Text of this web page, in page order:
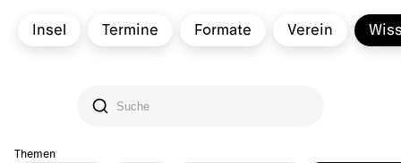
Insel Termine Formate Verein
Themen